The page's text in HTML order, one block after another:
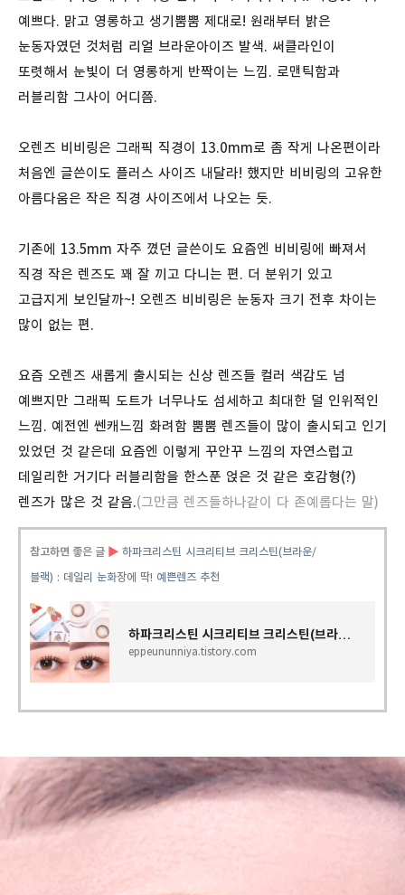
예쁘다. 맑고 영롱하고 생기뿜뿜 제대로! 원래부터 밝은
눈동자였던 것처럼 리얼 브라운아이즈 발색. 써클라인이
또렷해서 눈빛이 더 영롱하게 반짝이는 느낌. 로맨틱함과
러블리함 그사이 어디쯤.
오렌즈 비비링은 그래픽 직경이 13.0mm로 좀 작게 나온편이라
처음엔 글쓴이도 플러스 사이즈 내달라! 했지만 비비링의 고유한
아름다움은 작은 직경 사이즈에서 나오는 듯.
기존에 13.5mm 자주 꼈던 글쓴이도 요즘엔 비비링에 빠져서
직경 작은 렌즈도 꽤 잘 끼고 다니는 편. 더 분위기 있고
고급지게 보인달까~! 오렌즈 비비링은 눈동자 크기 전후 차이는
많이 없는 편.
요즘 오렌즈 새롭게 출시되는 신상 렌즈들 컬러 색감도 넘
예쁘지만 그래픽 도트가 너무나도 섬세하고 최대한 덜 인위적인
느낌. 예전엔 쎈캐느낌 화려함 뿜뿜 렌즈들이 많이 출시되고 인기
있었던 것 같은데 요즘엔 이렇게 꾸안꾸 느낌의 자연스럽고
데일리한 거기다 러블리함을 한스푼 얹은 것 같은 호감형(?)
렌즈가 많은 것 같음.(그만큼 렌즈들하나같이 다 존예롭다는 말)
참고하면 좋은 글 ▶ 하파크리스틴 시크리티브 크리스틴(브라운/
블랙) : 데일리 눈화장에 딱! 예쁜렌즈 추천
하파크리스틴 시크리티브 크리스틴(브라운/블랙) : 데일리 눈화장에 딱! 예쁜렌즈 추천
eppeununniya.tistory.com